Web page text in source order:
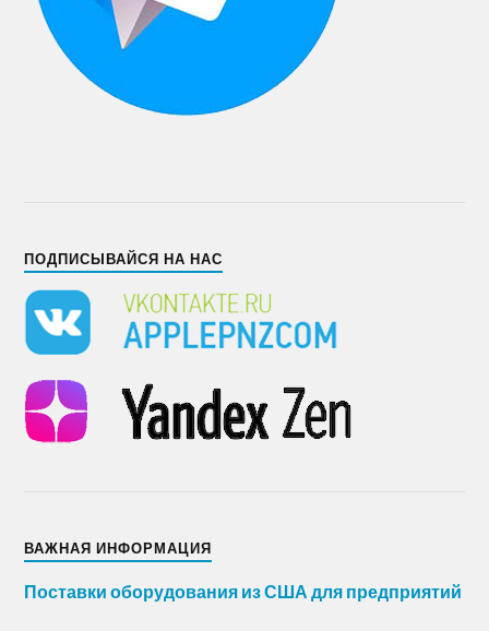
ПОДПИСЫВАЙСЯ НА НАС
ВАЖНАЯ ИНФОРМАЦИЯ
Поставки оборудования из США для предприятий